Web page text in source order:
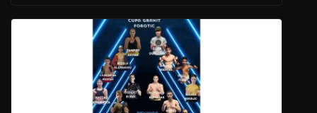
b
o
o
k